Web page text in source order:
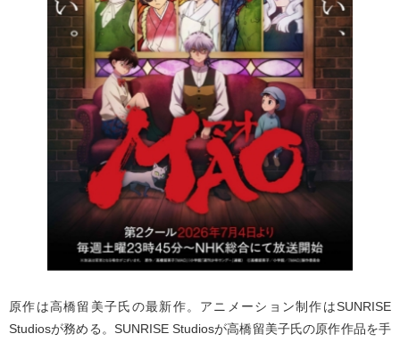
原作は高橋留美子氏の最新作。アニメーション制作はSUNRISE
Studiosが務める。SUNRISE Studiosが高橋留美子氏の原作作品を手